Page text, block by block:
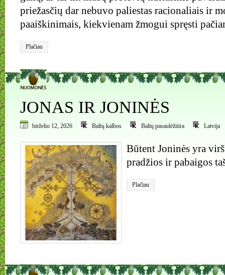
priežasčių dar nebuvo paliestas racionaliais ir
paaiškinimais, kiekvienam žmogui spręsti
Plačiau
0
JONAS IR JONINĖS
birželio 12, 2026 Baltų kalbos Baltų pasaulėžiūra Latvija
Būtent Joninės yra
pradžios ir pabaigos
Plačiau
0